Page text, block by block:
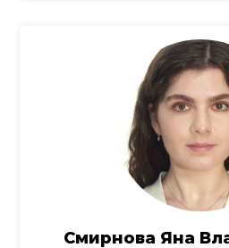
Смирнова Яна